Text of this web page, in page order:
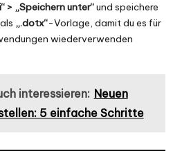
> „Speichern unter“und speichere
„.dotx“-Vorlage, damit du es für
wiederverwenden
interessieren: Neuen
5 einfache Schritte